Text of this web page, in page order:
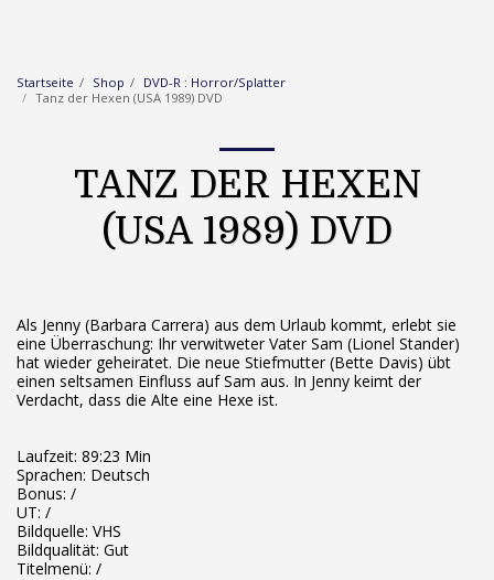
Startseite Shop
DVD-R : Horror/Splatter
Tanz der Hexen (USA 1989) DVD
TANZ DER HEXEN
(USA 1989) DVD
Als Jenny (Barbara Carrera) aus dem Urlaub kommt, erlebt sie
eine Überraschung: Ihr verwitweter Vater Sam (Lionel Stander)
hat wieder geheiratet. Die neue Stiefmutter (Bette Davis) übt
einen seltsamen Einfluss auf Sam aus. In Jenny keimt der
Verdacht, dass die Alte eine Hexe ist.
Laufzeit: 89:23 Min
Sprachen: Deutsch
Bonus: /
UT: /
Bildquelle: VHS
Bildqualität: Gut
Titelmenü: /